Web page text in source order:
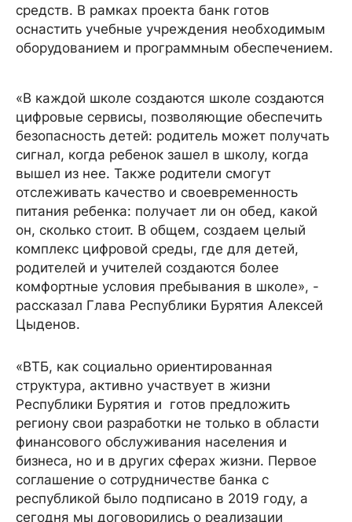
средств. В рамках проекта банк готов
оснастить учебные учреждения необходимым
оборудованием и программным обеспечением.
«В каждой школе создаются школе создаются
цифровые сервисы, позволяющие обеспечить
безопасность детей: родитель может получать
сигнал, когда ребенок зашел в школу, когда
вышел из нее. Также родители смогут
отслеживать качество и своевременность
питания ребенка: получает ли он обед, какой
он, сколько стоит. В общем, создаем целый
комплекс цифровой среды, где для детей,
родителей и учителей создаются более
комфортные условия пребывания в школе», -
рассказал Глава Республики Бурятия Алексей
Цыденов.
«ВТБ, как социально ориентированная
структура, активно участвует в жизни
Республики Бурятия и готов предложить
региону свои разработки не только в области
финансового обслуживания населения и
бизнеса, но и в других сферах жизни. Первое
соглашение о сотрудничестве банка с
республикой было подписано в 2019 году, а
сегодня мы договорились о реализации